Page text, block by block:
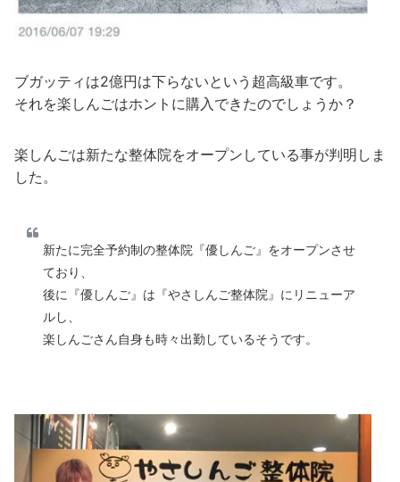
ブガッティは2億円は下らないという超高級車です。
それを楽しんごはホントに購入できたのでしょうか？
楽しんごは新たな整体院をオープンしている事が判明しま
した。
新たに完全予約制の整体院『優しんご』をオープンさせ
ており、
後に『優しんご』は『やさしんご整体院』にリニューア
ルし、
楽しんごさん自身も時々出勤しているそうです。